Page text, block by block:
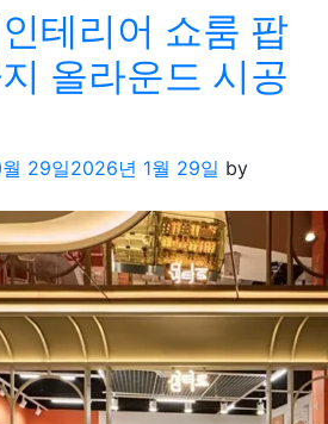
테리어 쇼룸 팝
올라운드 시공
29일2026년 1월 29일 by